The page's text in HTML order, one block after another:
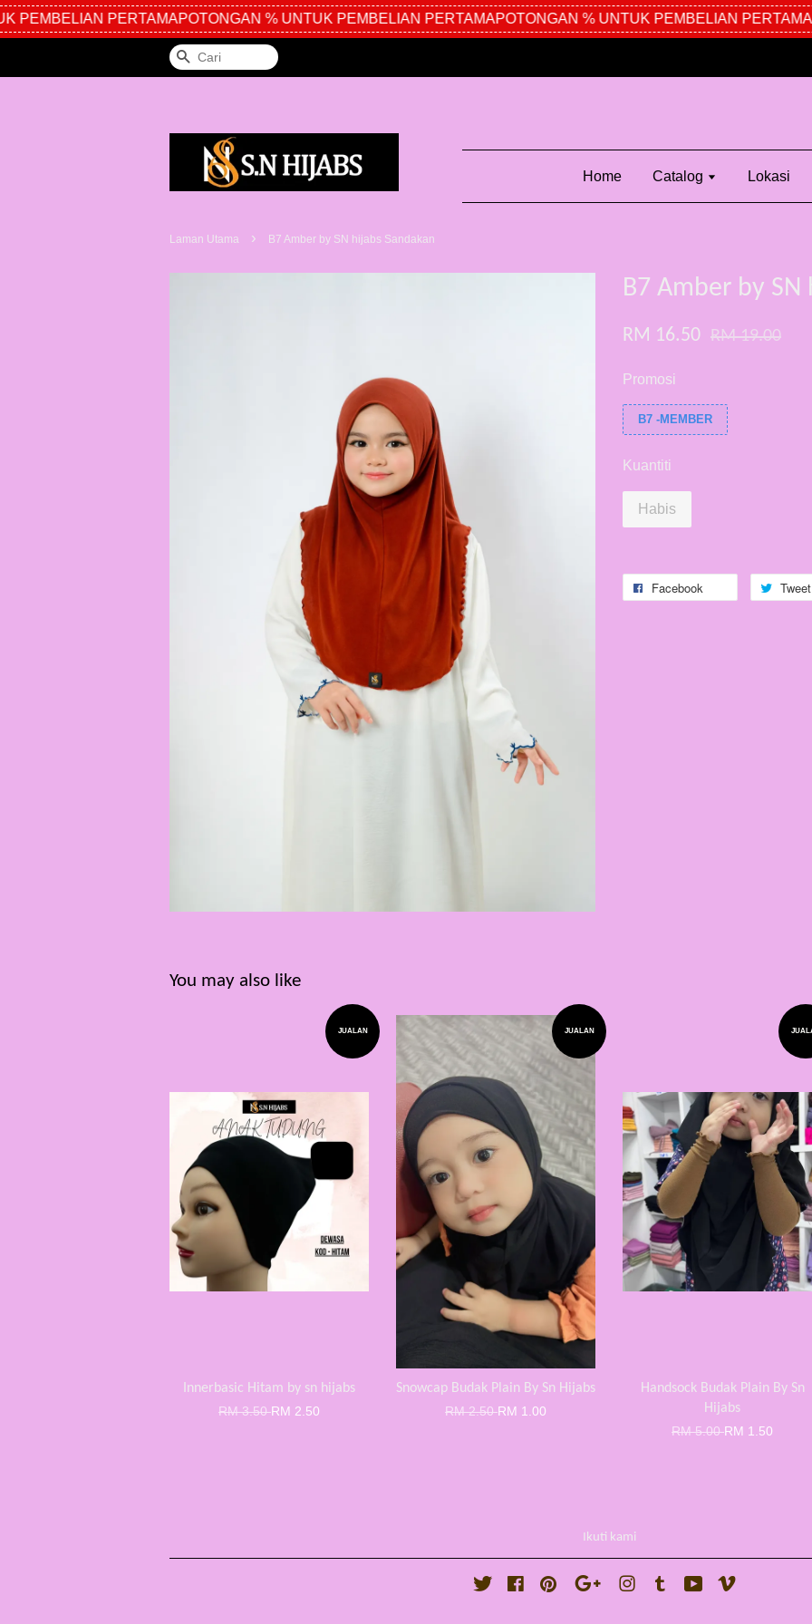
PERTAMAPOTONGAN % UNTUK PEMBELIAN PERTAMAPOTONGAN % UNTUK PEMBELIAN PERTAMA
Cari
Home Catalog Lokasi
Laman Utama › B7 Amber by SN hijabs Sandakan
B7 Amber by SN
RM 16.50 RM 19.00
Promosi
B7 -MEMBER
Kuantiti
Habis
Facebook Tweet
You may also like
JUALAN
Innerbasic Hitam by sn hijabs
RM 3.50RM 2.50
JUALAN
Snowcap Budak Plain By Sn Hijabs
RM 2.50RM 1.00
Handsock Budak Plain By Sn
Hijabs
RM 5.00RM 1.50
Ikuti kami
Twitter FacebookPinterest Google Instagram
Tumblr YouTube